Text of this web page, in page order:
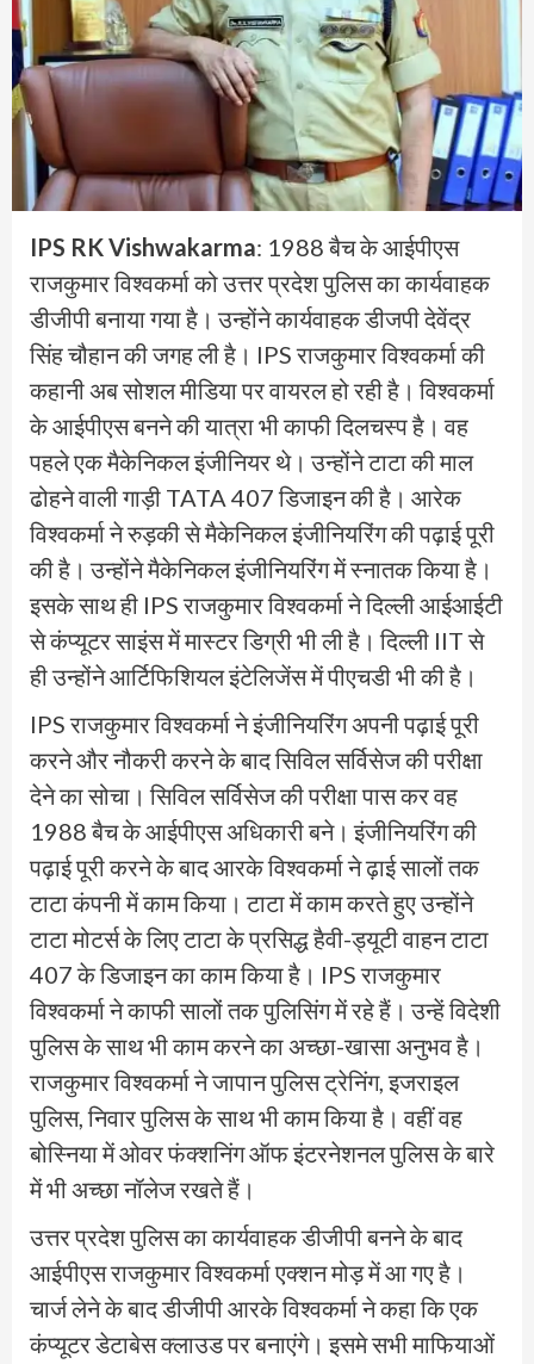
IPS RK Vishwakarma: 1988 बैच के आईपीएस
राजकुमार विश्वकर्मा को उत्तर प्रदेश पुलिस का कार्यवाहक
डीजीपी बनाया गया है। उन्होंने कार्यवाहक डीजपी देवेंद्र
सिंह चौहान की जगह ली है। IPS राजकुमार विश्वकर्मा की
कहानी अब सोशल मीडिया पर वायरल हो रही है। विश्वकर्मा
के आईपीएस बनने की यात्रा भी काफी दिलचस्प है। वह
पहले एक मैकेनिकल इंजीनियर थे। उन्होंने टाटा की माल
ढोहने वाली गाड़ी TATA 407 डिजाइन की है। आरेक
विश्वकर्मा ने रुड़की से मैकेनिकल इंजीनियरिंग की पढ़ाई पूरी
की है। उन्होंने मैकेनिकल इंजीनियरिंग में स्नातक किया है।
इसके साथ ही IPS राजकुमार विश्वकर्मा ने दिल्ली आईआईटी
से कंप्यूटर साइंस में मास्टर डिग्री भी ली है। दिल्ली IIT से
ही उन्होंने आर्टिफिशियल इंटेलिजेंस में पीएचडी भी की है।
IPS राजकुमार विश्वकर्मा ने इंजीनियरिंग अपनी पढ़ाई पूरी
करने और नौकरी करने के बाद सिविल सर्विसेज की परीक्षा
देने का सोचा। सिविल सर्विसेज की परीक्षा पास कर वह
1988 बैच के आईपीएस अधिकारी बने। इंजीनियरिंग की
पढ़ाई पूरी करने के बाद आरके विश्वकर्मा ने ढ़ाई सालों तक
टाटा कंपनी में काम किया। टाटा में काम करते हुए उन्होंने
टाटा मोटर्स के लिए टाटा के प्रसिद्ध हैवी-ड्यूटी वाहन टाटा
407 के डिजाइन का काम किया है। IPS राजकुमार
विश्वकर्मा ने काफी सालों तक पुलिसिंग में रहे हैं। उन्हें विदेशी
पुलिस के साथ भी काम करने का अच्छा-खासा अनुभव है।
राजकुमार विश्वकर्मा ने जापान पुलिस ट्रेनिंग, इजराइल
पुलिस, निवार पुलिस के साथ भी काम किया है। वहीं वह
बोस्निया में ओवर फंक्शनिंग ऑफ इंटरनेशनल पुलिस के बारे
में भी अच्छा नॉलेज रखते हैं।
उत्तर प्रदेश पुलिस का कार्यवाहक डीजीपी बनने के बाद
आईपीएस राजकुमार विश्वकर्मा एक्शन मोड़ में आ गए है।
चार्ज लेने के बाद डीजीपी आरके विश्वकर्मा ने कहा कि एक
कंप्यूटर डेटाबेस क्लाउड पर बनाएंगे। इसमे सभी माफियाओं